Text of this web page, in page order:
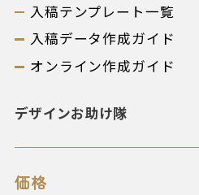
入稿テンプレート一覧
入稿データ作成ガイド
オンライン作成ガイド
デザインお助け隊
価格